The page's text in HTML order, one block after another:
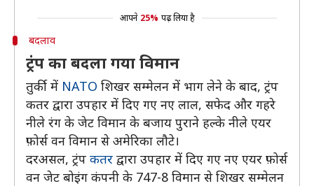
आपने 25% पढ़ लिया है
बदलाव
ट्रंप का बदला गया विमान
तुर्की में NATO शिखर सम्मेलन में भाग लेने के बाद, ट्रंप
कतर द्वारा उपहार में दिए गए नए लाल, सफेद और गहरे
नीले रंग के जेट विमान के बजाय पुराने हल्के नीले एयर
फ़ोर्स वन विमान से अमेरिका लौटे।
दरअसल, ट्रंप कतर द्वारा उपहार में दिए गए नए एयर फ़ोर्स
वन जेट बोइंग कंपनी के 747-8 विमान से शिखर सम्मेलन